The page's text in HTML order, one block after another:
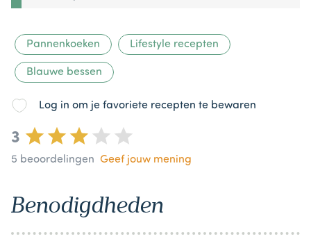
Pannenkoeken Lifestyle recepten
Blauwe bessen
Log in om je favoriete recepten te bewaren
3
5 beoordelingen Geef jouw mening
Benodigdheden